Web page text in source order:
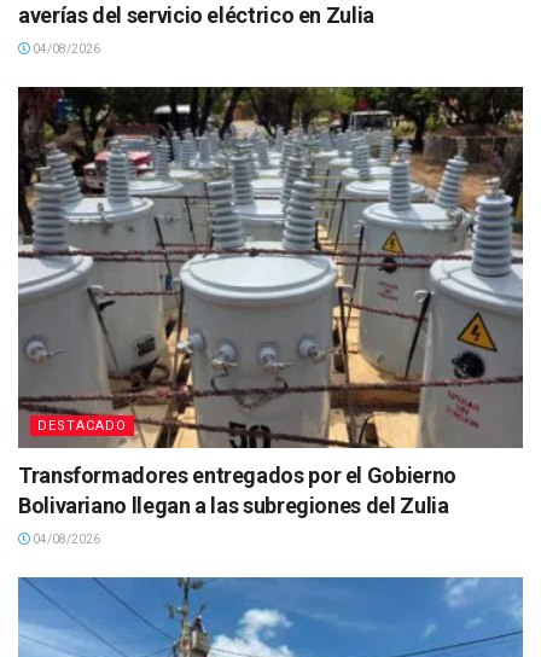
averías del servicio eléctrico en Zulia
04/08/2026
DESTACADO
Transformadores entregados por el Gobierno
Bolivariano llegan a las subregiones del Zulia
04/08/2026